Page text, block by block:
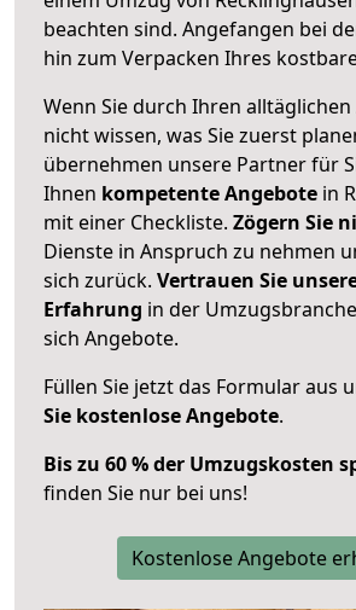
beachten sind. Angefangen bei
hin zum Verpacken Ihres
Wenn Sie durch Ihren
nicht wissen, was Sie zuerst
übernehmen unsere Partner für
Ihnen kompetente Angebote in
mit einer Checkliste. Zögern Sie
Dienste in Anspruch zu nehmen
sich zurück. Vertrauen Sie
Erfahrung in der
sich Angebote.
Füllen Sie jetzt das Formular aus
Sie kostenlose Angebote.
Bis zu 60 % der Umzugskosten
finden Sie nur bei uns!
Kostenlose Angebote